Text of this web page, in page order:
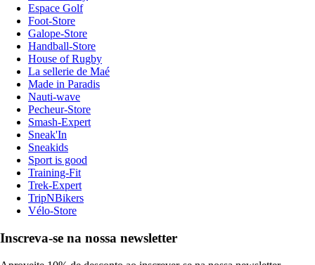
Espace Golf
Foot-Store
Galope-Store
Handball-Store
House of Rugby
La sellerie de Maé
Made in Paradis
Nauti-wave
Pecheur-Store
Smash-Expert
Sneak'In
Sneakids
Sport is good
Training-Fit
Trek-Expert
TripNBikers
Vélo-Store
Inscreva-se na nossa newsletter